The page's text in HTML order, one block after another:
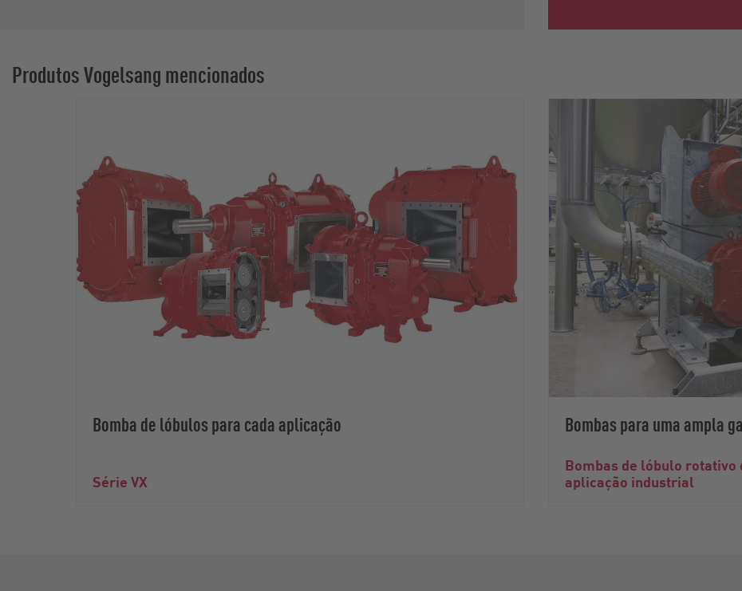
Produtos Vogelsang mencionados
Bomba de lóbulos para cada aplicação
Série VX
Bombas para uma ampla
Bombas de lóbulo rotativo
aplicação industrial